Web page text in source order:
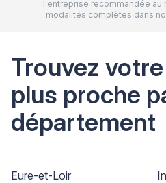
l'entreprise recommandée au
modalités complètes dans
Trouvez votre
plus proche
département
Eure-et-Loir